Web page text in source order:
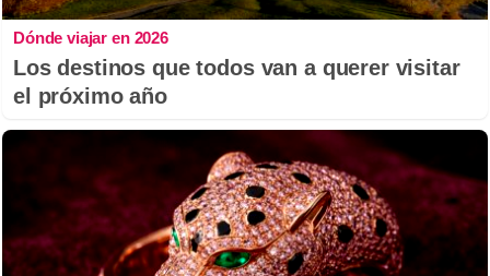
Dónde viajar en 2026
Los destinos que todos van a querer visitar
el próximo año